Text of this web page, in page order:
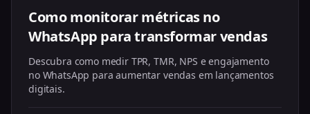
Como monitorar métricas no
WhatsApp para transformar vendas
Descubra como medir TPR, TMR, NPS e engajamento
no WhatsApp para aumentar vendas em lançamentos
digitais.